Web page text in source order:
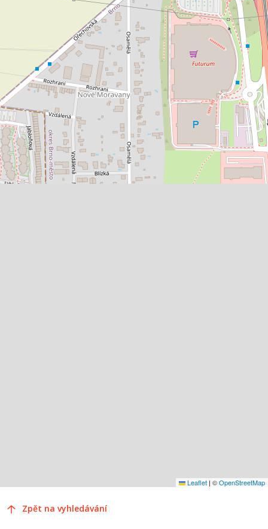
Leaflet | ©OpenStreetMap
Zpět na vyhledávání